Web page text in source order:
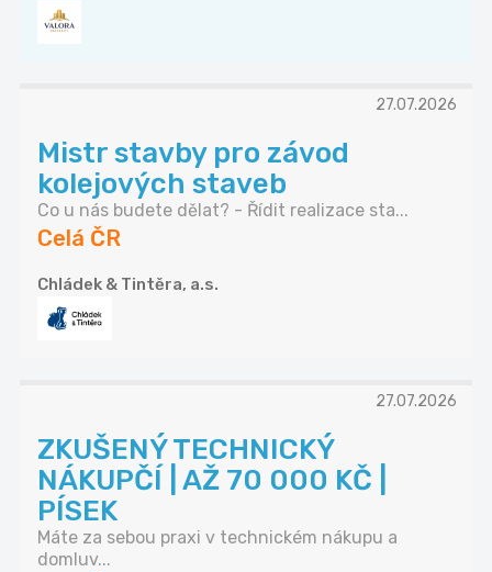
27.07.2026
Mistr stavby pro závod
kolejových staveb
Co u nás budete dělat? - Řídit realizace sta...
Celá ČR
Chládek & Tintěra, a.s.
27.07.2026
ZKUŠENÝ TECHNICKÝ
NÁKUPČÍ | AŽ 70 000 KČ |
PÍSEK
Máte za sebou praxi v technickém nákupu a
domluv...